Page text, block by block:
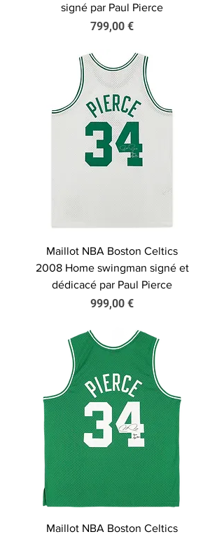
signé par Paul Pierce
Prix
799,00 €
Maillot NBA Boston Celtics
2008 Home swingman signé et
dédicacé par Paul Pierce
Prix
999,00 €
Maillot NBA Boston Celtics